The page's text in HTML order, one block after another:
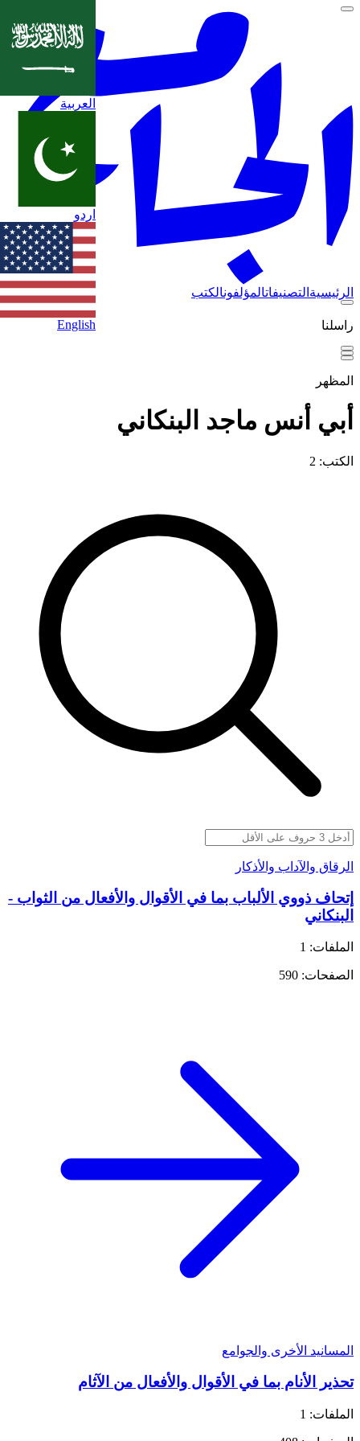
الرئيسية التصنيفاتالمؤلفونالكتب
راسلنا
العربية
اردو
English
المظهر
أبي أنس ماجد البنكاني
الكتب: 2
الرقاق والآداب والأذكار
إتحاف ذووي الألباب بما في الأقوال والأفعال من الثواب -
البنكاني
الملفات: 1
الصفحات: 590
المسانيد الأخرى والجوامع
تحذير الأنام بما في الأقوال والأفعال من الآثام
الملفات: 1